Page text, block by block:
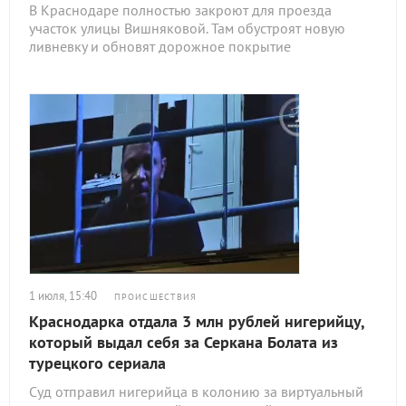
В Краснодаре полностью закроют для проезда
участок улицы Вишняковой. Там обустроят новую
ливневку и обновят дорожное покрытие
1 июля, 15:40 ПРОИСШЕСТВИЯ
Краснодарка отдала 3 млн рублей нигерийцу,
который выдал себя за Серкана Болата из
турецкого сериала
Суд отправил нигерийца в колонию за виртуальный